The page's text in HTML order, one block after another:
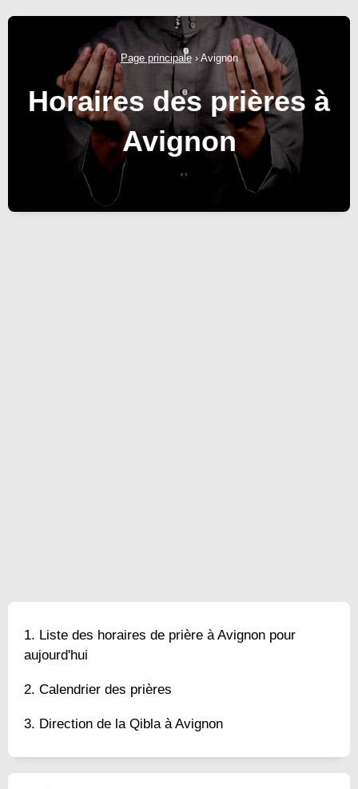
Page principale› Avignon
Horaires des prières à
Avignon
Liste des horaires de prière à Avignon pour
aujourd'hui
Calendrier des prières
Direction de la Qibla à Avignon